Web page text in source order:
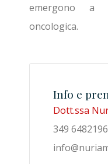
emergono a
oncologica.
Info e
Dott.ssa
349 6482196